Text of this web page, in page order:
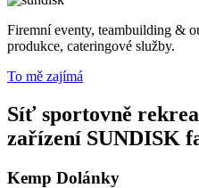
Firemní eventy, teambuilding &
produkce, cateringové služby.
To mě zajímá
Síť sportovně
zařízení SUNDISK
Kemp Dolánky